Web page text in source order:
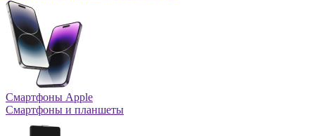
Смартфоны Apple
Смартфоны и планшеты